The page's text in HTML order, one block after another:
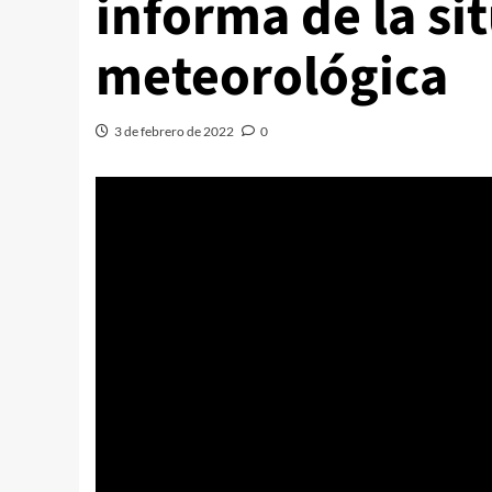
informa de la
meteorológica
3 de febrero de 2022 0